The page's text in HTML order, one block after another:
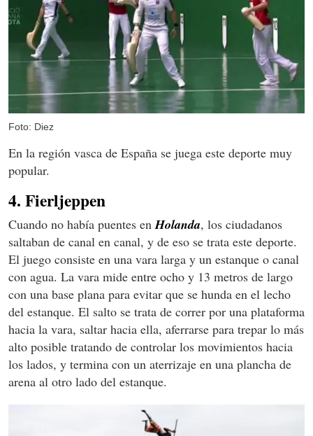
Foto: Diez
En la región vasca de España se juega este deporte muy
popular.
4. Fierljeppen
Cuando no había puentes enHolanda, los ciudadanos
saltaban de canal en canal, y de eso se trata este deporte.
El juego consiste en una vara larga y un estanque o canal
con agua. La vara mide entre ocho y 13 metros de largo
con una base plana para evitar que se hunda en el lecho
del estanque. El salto se trata de correr por una plataforma
hacia la vara, saltar hacia ella, aferrarse para trepar lo más
alto posible tratando de controlar los movimientos hacia
los lados, y termina con un aterrizaje en una plancha de
arena al otro lado del estanque.